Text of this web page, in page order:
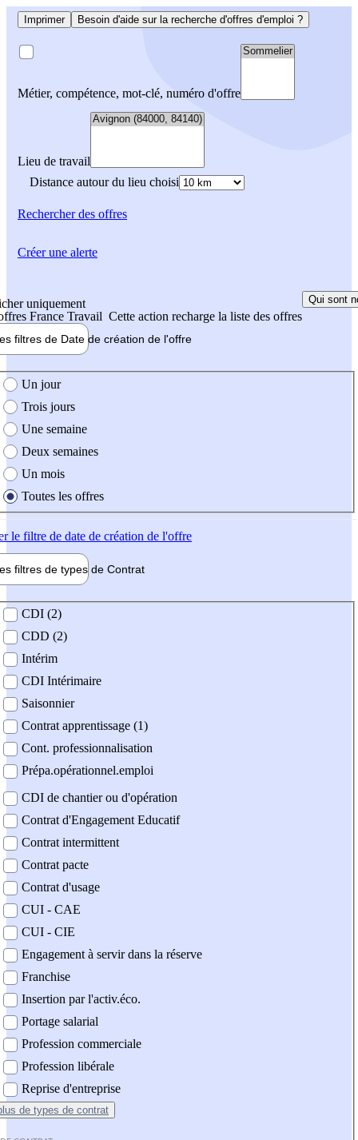
Imprimer Besoin d'aide sur la recherche d'offres d'emploi ?
Métier, compétence, mot-clé, numéro d'offre
Lieu de travail
Distance autour du lieu choisi
Rechercherdes offres
uniquement
France Travail Cette action recharge la liste des offres
Qui sont
filtres de Date de création de l'offre
création de l'offre
Un jour
Trois jours
Une semaine
Deux semaines
Un mois
Toutes les offres
le filtre de date de création de l'offre
filtres de types de Contrat
contrat
CDI (2)
CDD (2)
Intérim
CDI Intérimaire
Saisonnier
Contrat apprentissage (1)
Cont. professionnalisation
Prépa.opérationnel.emploi
CDI de chantier ou d'opération
Contrat d'Engagement Educatif
Contrat intermittent
Contrat pacte
Contrat d'usage
CUI - CAE
CUI - CIE
Engagement à servir dans la réserve
Franchise
Insertion par l'activ.éco.
Portage salarial
Profession commerciale
Profession libérale
Reprise d'entreprise
de types de contrat
Créer une alerte